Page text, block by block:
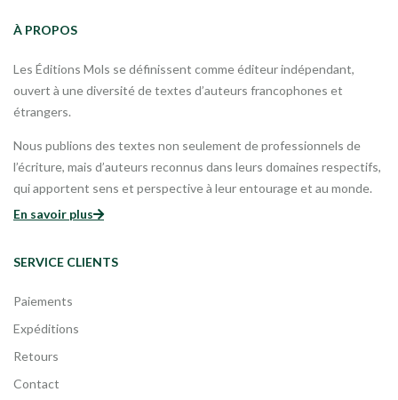
À PROPOS
Les Éditions Mols se définissent comme éditeur indépendant,
ouvert à une diversité de textes d’auteurs francophones et
étrangers.
Nous publions des textes non seulement de professionnels de
l’écriture, mais d’auteurs reconnus dans leurs domaines respectifs,
qui apportent sens et perspective à leur entourage et au monde.
En savoir plus
SERVICE CLIENTS
Paiements
Expéditions
Retours
Contact